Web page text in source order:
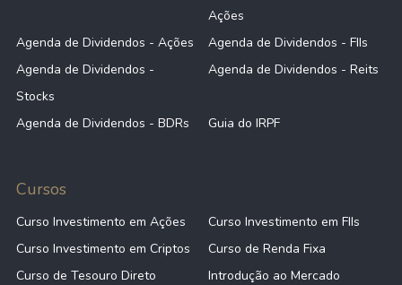
Ações
Agenda de Dividendos - Ações
Agenda de Dividendos - FIIs
Agenda de Dividendos -
Stocks
Agenda de Dividendos - Reits
Agenda de Dividendos - BDRs Guia do IRPF
Cursos
Curso Investimento em Ações
Curso Investimento em FIIs
Curso Investimento em Criptos
Curso de Renda Fixa
Curso de Tesouro Direto
Introdução ao Mercado